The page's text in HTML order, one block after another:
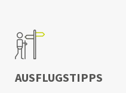
AUSFLUGSTIPPS